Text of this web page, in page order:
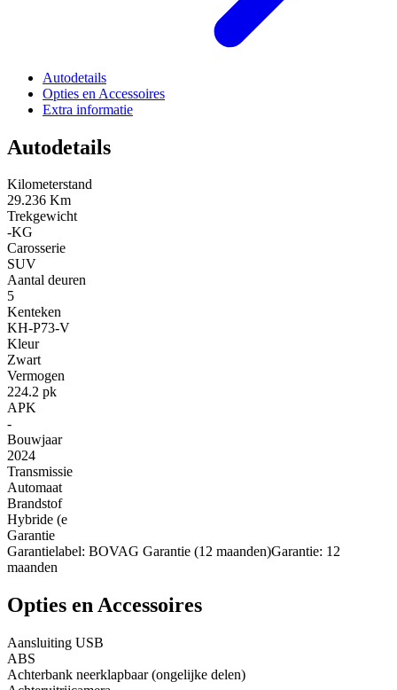
Autodetails
Opties en Accessoires
Extra informatie
Autodetails
Kilometerstand
29.236 Km
Trekgewicht
-KG
Carosserie
SUV
Aantal deuren
5
Kenteken
KH-P73-V
Kleur
Zwart
Vermogen
224.2 pk
APK
-
Bouwjaar
2024
Transmissie
Automaat
Brandstof
Hybride (e
Garantie
Garantielabel: BOVAG Garantie (12 maanden)Garantie: 12
maanden
Opties en Accessoires
Aansluiting USB
ABS
Achterbank neerklapbaar (ongelijke delen)